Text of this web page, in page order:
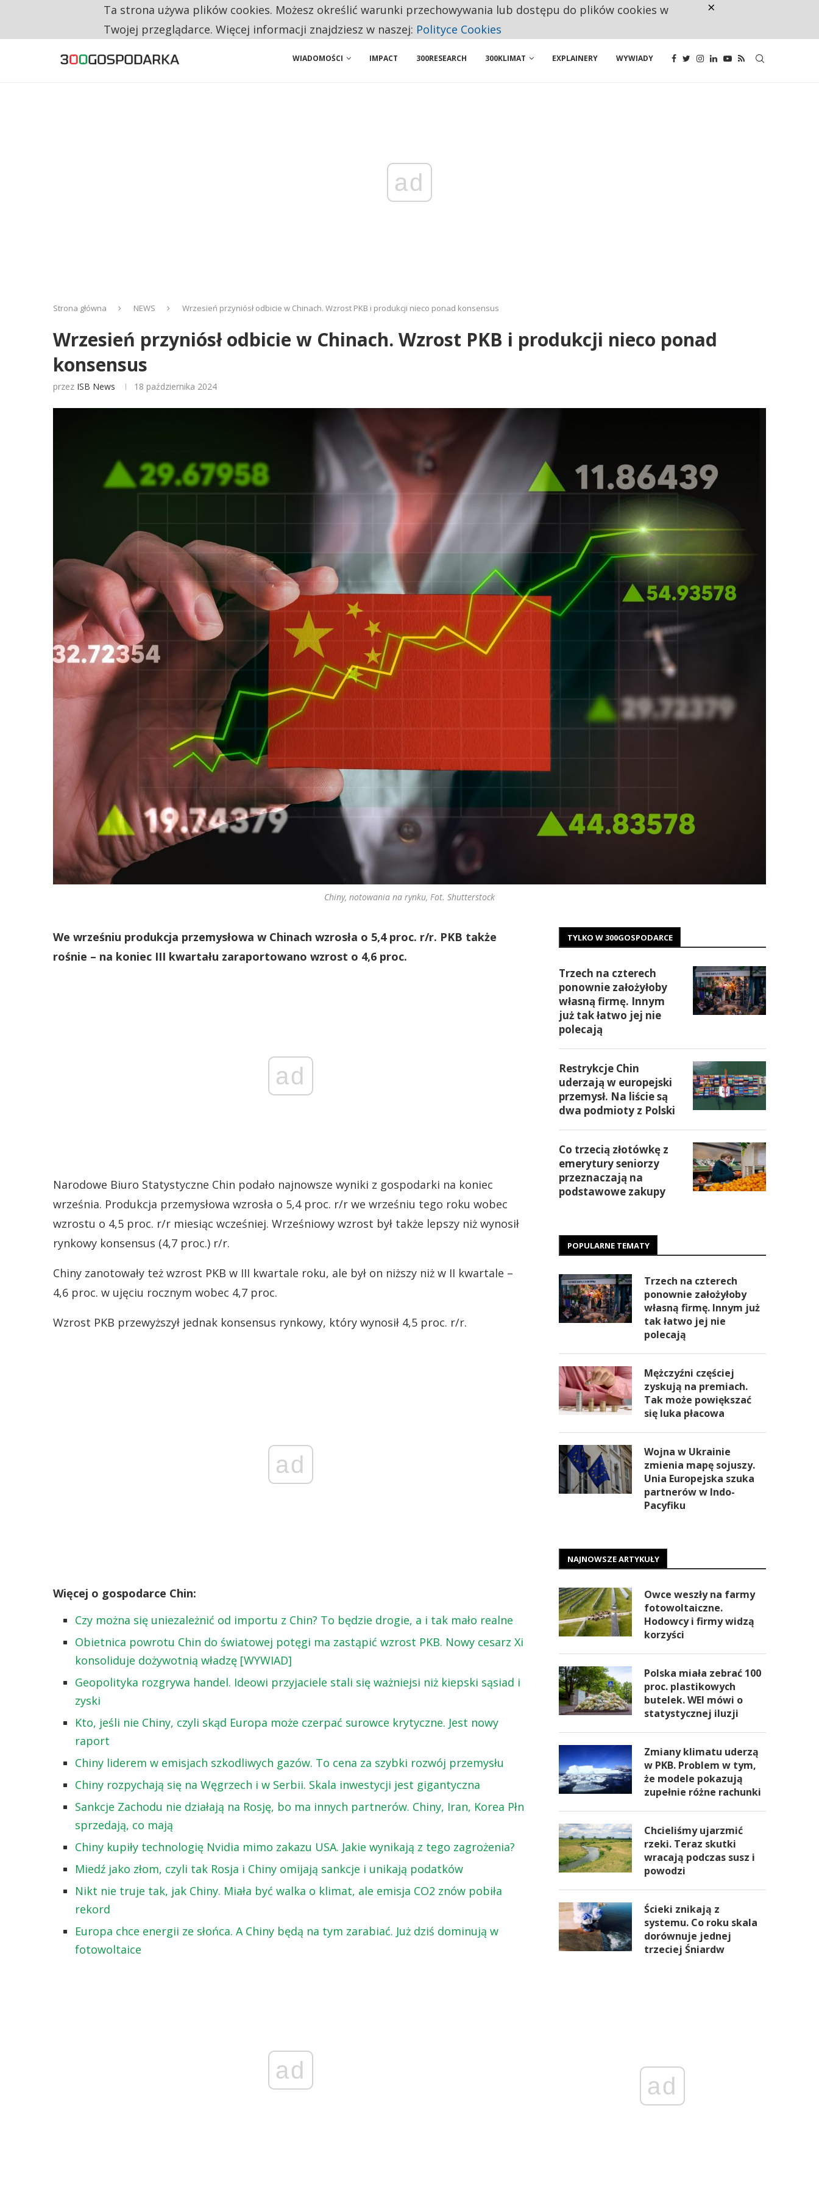
CO TRZECIĄ ZŁOTÓWKĘ Z EMERYTURY SENIORZY PRZEZNACZAJĄ NA PODSTAWOWE ZAKUPY
WIADOMOŚCI IMPACT 300RESEARCH 300KLIMAT EXPLAINERY WYWIADY
ad
Strona główna NEWS Wrzesień przyniósł odbicie w Chinach. Wzrost PKB i produkcji nieco ponad konsensus
Wrzesień przyniósł odbicie w Chinach. Wzrost PKB i produkcji nieco ponad
konsensus
przez ISB News 18 października 2024
Chiny, notowania na rynku, Fot. Shutterstock
We wrześniu produkcja przemysłowa w Chinach wzrosła o 5,4 proc. r/r. PKB także
rośnie – na koniec III kwartału zaraportowano wzrost o 4,6 proc.
ad
Narodowe Biuro Statystyczne Chin podało najnowsze wyniki z gospodarki na koniec
września. Produkcja przemysłowa wzrosła o 5,4 proc. r/r we wrześniu tego roku wobec
wzrostu o 4,5 proc. r/r miesiąc wcześniej. Wrześniowy wzrost był także lepszy niż wynosił
rynkowy konsensus (4,7 proc.) r/r.
Chiny zanotowały też wzrost PKB w III kwartale roku, ale był on niższy niż w II kwartale –
4,6 proc. w ujęciu rocznym wobec 4,7 proc.
Wzrost PKB przewyższył jednak konsensus rynkowy, który wynosił 4,5 proc. r/r.
ad
Więcej o gospodarce Chin:
Czy można się uniezależnić od importu z Chin? To będzie drogie, a i tak mało realne
Obietnica powrotu Chin do światowej potęgi ma zastąpić wzrost PKB. Nowy cesarz Xi
konsoliduje dożywotnią władzę [WYWIAD]
Geopolityka rozgrywa handel. Ideowi przyjaciele stali się ważniejsi niż kiepski sąsiad i
zyski
Kto, jeśli nie Chiny, czyli skąd Europa może czerpać surowce krytyczne. Jest nowy
raport
Chiny liderem w emisjach szkodliwych gazów. To cena za szybki rozwój przemysłu
Chiny rozpychają się na Węgrzech i w Serbii. Skala inwestycji jest gigantyczna
Sankcje Zachodu nie działają na Rosję, bo ma innych partnerów. Chiny, Iran, Korea Płn
sprzedają, co mają
Chiny kupiły technologię Nvidia mimo zakazu USA. Jakie wynikają z tego zagrożenia?
Miedź jako złom, czyli tak Rosja i Chiny omijają sankcje i unikają podatków
Nikt nie truje tak, jak Chiny. Miała być walka o klimat, ale emisja CO2 znów pobiła
rekord
Europa chce energii ze słońca. A Chiny będą na tym zarabiać. Już dziś dominują w
fotowoltaice
ad
TYLKO W 300GOSPODARCE
Trzech na czterech
ponownie założyłoby
własną firmę. Innym
już tak łatwo jej nie
polecają
Restrykcje Chin
uderzają w europejski
przemysł. Na liście są
dwa podmioty z Polski
Co trzecią złotówkę z
emerytury seniorzy
przeznaczają na
podstawowe zakupy
POPULARNE TEMATY
Trzech na czterech
ponownie założyłoby
własną firmę. Innym już
tak łatwo jej nie
polecają
Mężczyźni częściej
zyskują na premiach.
Tak może powiększać
się luka płacowa
Wojna w Ukrainie
zmienia mapę sojuszy.
Unia Europejska szuka
partnerów w Indo-
Pacyfiku
NAJNOWSZE ARTYKUŁY
Owce weszły na farmy
fotowoltaiczne.
Hodowcy i firmy widzą
korzyści
Polska miała zebrać 100
proc. plastikowych
butelek. WEI mówi o
statystycznej iluzji
Zmiany klimatu uderzą
w PKB. Problem w tym,
że modele pokazują
zupełnie różne rachunki
Chcieliśmy ujarzmić
rzeki. Teraz skutki
wracają podczas susz i
powodzi
Ścieki znikają z
systemu. Co roku skala
dorównuje jednej
trzeciej Śniardw
ad
Ta strona używa plików cookies. Możesz określić warunki przechowywania lub dostępu do plików cookies w
Twojej przeglądarce. Więcej informacji znajdziesz w naszej: Polityce Cookies
×